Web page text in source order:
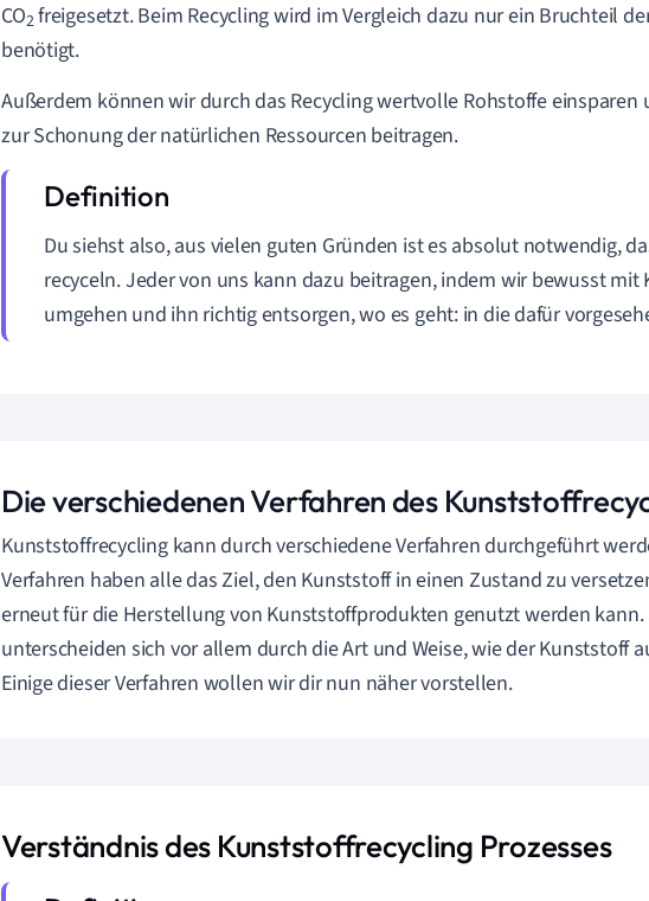
CO2freigesetzt. Beim Recycling wird im Vergleich dazu nur ein Bruchteil
benötigt.
Außerdem können wir durch das Recycling wertvolle Rohstoffe einsparen
zur Schonung der natürlichen Ressourcen beitragen.
Du siehst also, aus vielen guten Gründen ist es absolut notwendig,
recyceln. Jeder von uns kann dazu beitragen, indem wir bewusst mit
umgehen und ihn richtig entsorgen, wo es geht: in die dafür
Die verschiedenen Verfahren des
Kunststoffrecycling kann durch verschiedene Verfahren durchgeführt
Verfahren haben alle das Ziel, den Kunststoff in einen Zustand zu
erneut für die Herstellung von Kunststoffprodukten genutzt werden kann.
unterscheiden sich vor allem durch die Art und Weise, wie der Kunststoff
Einige dieser Verfahren wollen wir dir nun näher vorstellen.
Verständnis des Kunststoffrecycling Prozesses